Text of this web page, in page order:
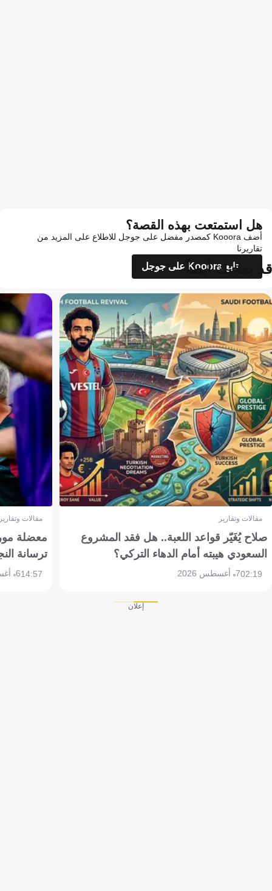
هل استمتعت بهذه القصة؟
أضف Kooora كمصدر مفضل على جوجل للاطلاع على المزيد من
تقاريرنا
تابع Kooora على جوجل
قد يعجبك أيضاً
مقالات وتقارير
صلاح يُغَيّر قواعد اللعبة.. هل فقد المشروع
السعودي هيبته أمام الدهاء التركي؟
02:197 أغسطس 2026
مقالات
معضلة
ترسانة
14:576 أغسطس 2026
إعلان